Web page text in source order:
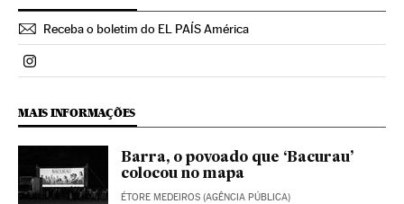
Receba o boletim do EL PAÍS América
Politica El País Brasil en Instagram
MAIS INFORMAÇÕES
Barra, o povoado que ‘Bacurau’
colocou no mapa
ÉTORE MEDEIROS (AGÊNCIA PÚBLICA)